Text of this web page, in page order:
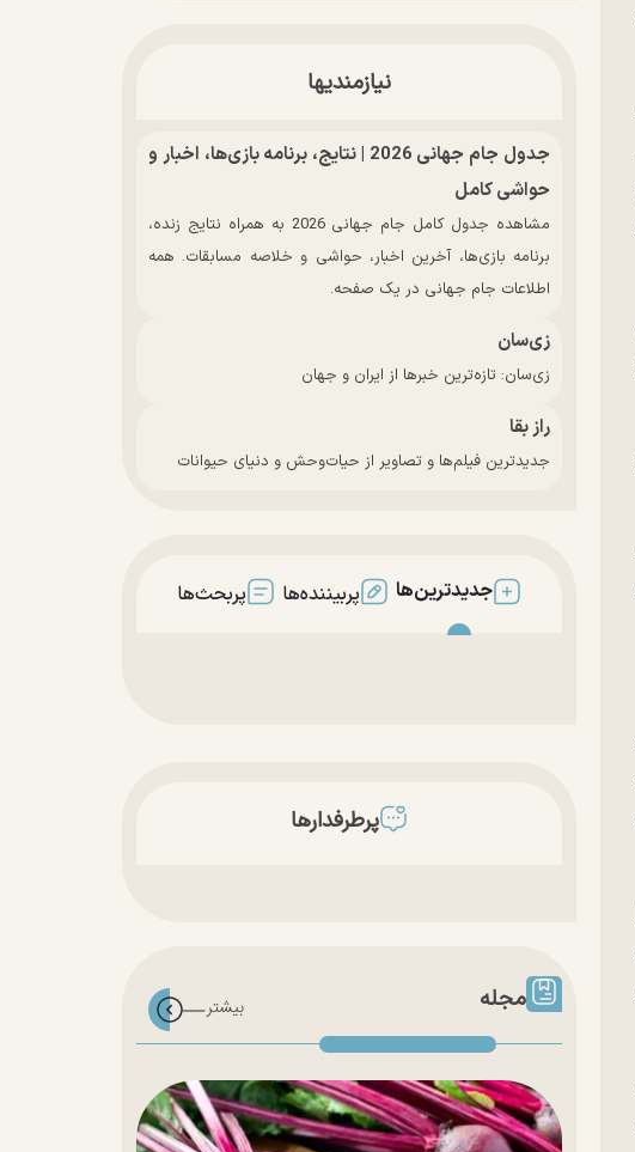
نیازمندیها
جدول جام جهانی 2026 | نتایج، برنامه بازی‌ها، اخبار و
حواشی کامل
مشاهده جدول کامل جام جهانی 2026 به همراه نتایج زنده،
برنامه بازی‌ها، آخرین اخبار، حواشی و خلاصه مسابقات. همه
اطلاعات جام جهانی در یک صفحه.
زی‌سان
زی‌سان: تازه‌ترین خبرها از ایران و جهان
راز بقا
جدیدترین فیلم‌ها و تصاویر از حیات‌وحش و دنیای حیوانات
جدیدترین‌ها پربیننده‌ها پربحث‌ها
پرطرفدارها
مجله